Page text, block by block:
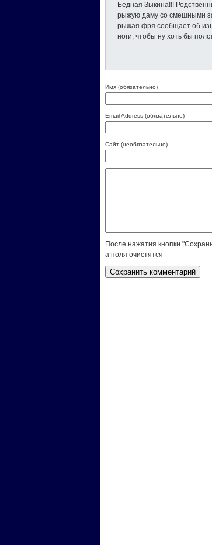
Бедная Зыкина!!!
рыжую даму со смешными
рыжая фря сообщает об
ноги, чтобы ну хоть бы
Имя (обязательно)
Email Address (обязательно)
Сайт (необязательно)
После нажатия кнопки
а поля очистятся